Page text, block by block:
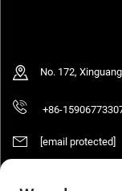
No. 172,
+86-
[email protected]